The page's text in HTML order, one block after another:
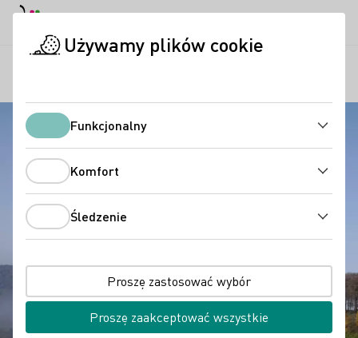
Używamy plików cookie
Funkcjonalny
Komfort
Śledzenie
Proszę zastosować wybór
Proszę zaakceptować wszystkie